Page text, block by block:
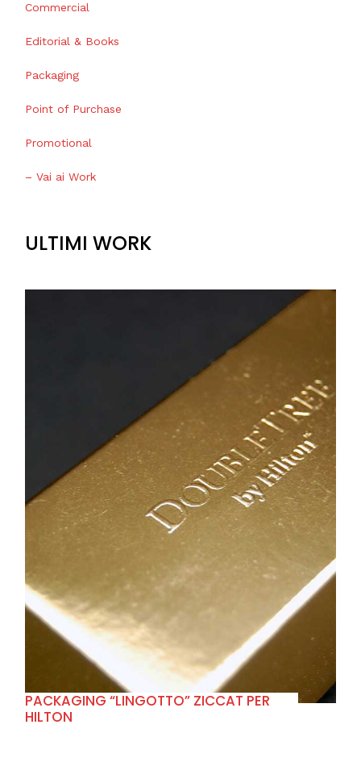
Commercial
Editorial & Books
Packaging
Point of Purchase
Promotional
– Vai ai Work
ULTIMI WORK
PACKAGING “LINGOTTO” ZICCAT PER
HILTON